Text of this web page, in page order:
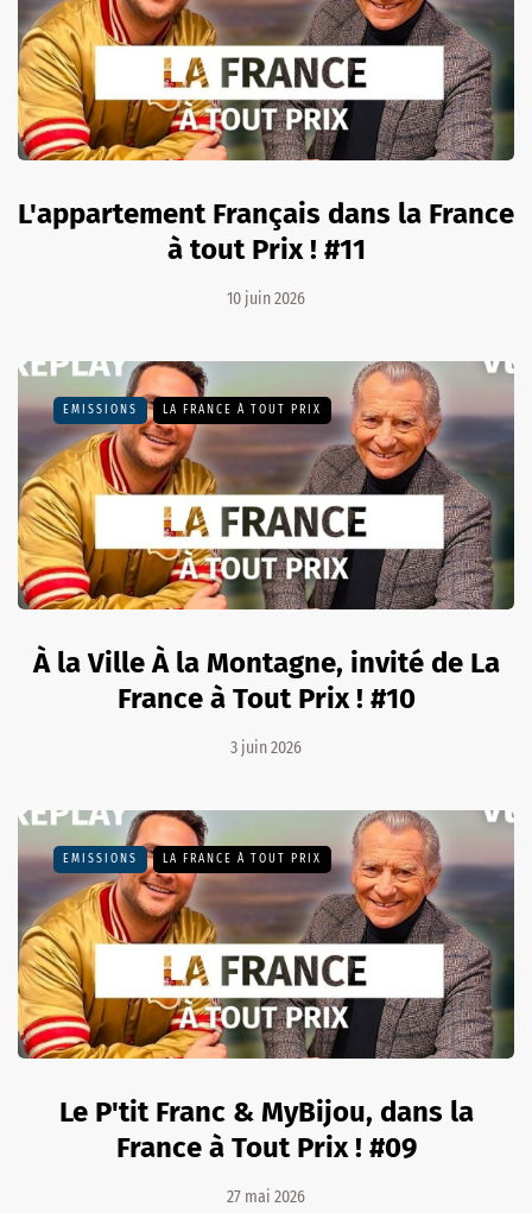
L'appartement Français dans la France
à tout Prix ! #11
10 juin 2026
EMISSIONS LA FRANCE À TOUT PRIX
À la Ville À la Montagne, invité de La
France à Tout Prix ! #10
3 juin 2026
EMISSIONS LA FRANCE À TOUT PRIX
Le P'tit Franc & MyBijou, dans la
France à Tout Prix ! #09
27 mai 2026